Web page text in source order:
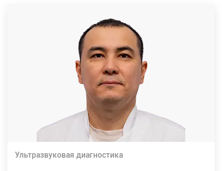
Ультразвуковая диагностика